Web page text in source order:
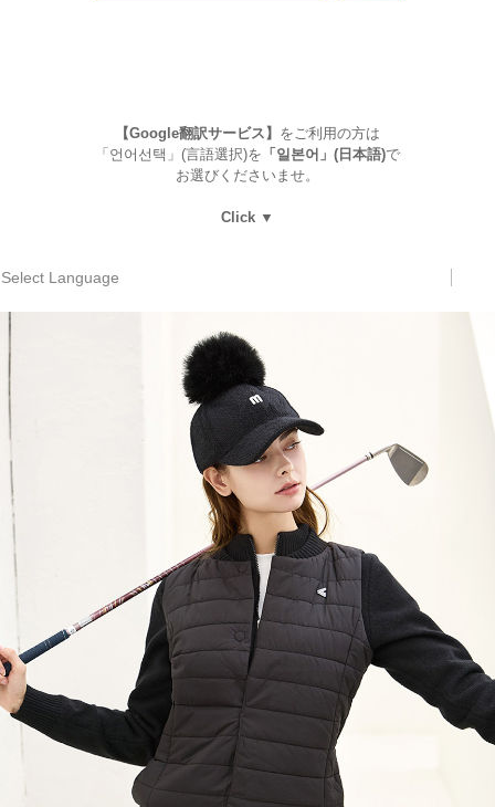
【Google翻訳サービス】 をご利用の方は
「언어선택」(言語選択)を 「일본어」(日本語)で
お選びくださいませ。
Click ▼
Select Language